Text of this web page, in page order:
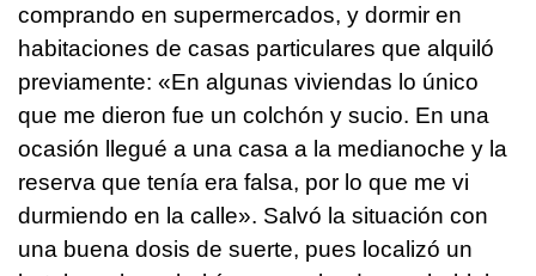
comprando en supermercados, y dormir en
habitaciones de casas particulares que alquiló
previamente: «En algunas viviendas lo único
que me dieron fue un colchón y sucio. En una
ocasión llegué a una casa a la medianoche y la
reserva que tenía era falsa, por lo que me vi
durmiendo en la calle». Salvó la situación con
una buena dosis de suerte, pues localizó un